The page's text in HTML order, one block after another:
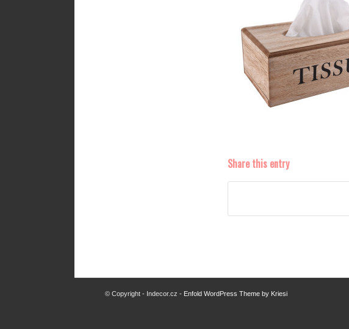
Share this entry
© Copyright - Indecor.cz - Enfold WordPress Theme by Kriesi